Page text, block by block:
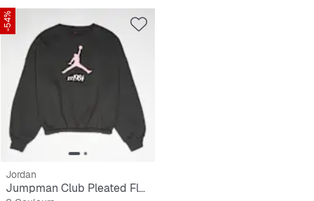
-54%
Jordan
Jumpman Club Pleated Fleece